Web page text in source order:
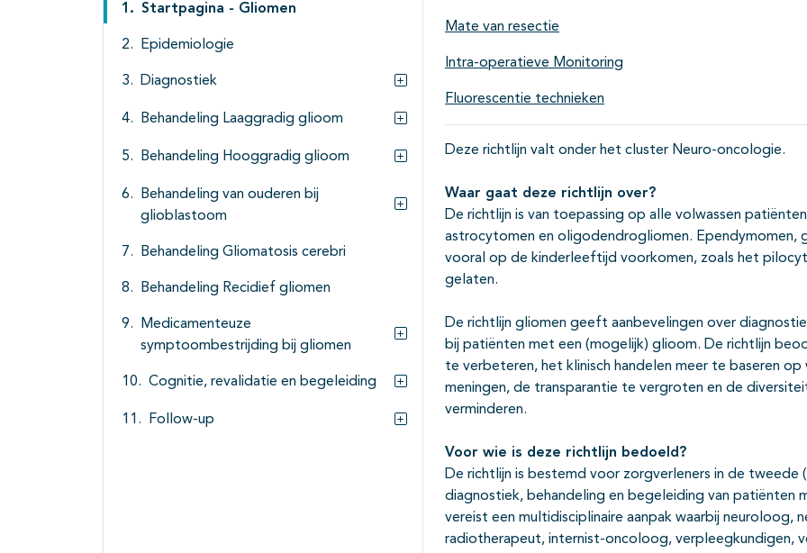
Startpagina - Gliomen
Epidemiologie
Diagnostiek
Subpagina's open- en dichtklappen
Behandeling Laaggradig glioom
Subpagina's open- en dichtklappen
Behandeling Hooggradig glioom
Behandeling van ouderen bij
glioblastoom
Subpagina's open- en dichtklappen
Behandeling Gliomatosis cerebri
Behandeling Recidief gliomen
Medicamenteuze
symptoombestrijding bij gliomen
Subpagina's open- en dichtklappen
Cognitie, revalidatie en begeleiding
Subpagina's open- en dichtklappen
Follow-up
Mate van resectie
Intra-operatieve Monitoring
Fluorescentie technieken
Deze richtlijn valt onder het cluster Neuro-oncologie.
Waar gaat deze richtlijn over?
De richtlijn is van toepassing op alle volwassen
astrocytomen en oligodendrogliomen. Ependymomen,
vooral op de kinderleeftijd voorkomen, zoals het
gelaten.
De richtlijn gliomen geeft aanbevelingen over
bij patiënten met een (mogelijk) glioom. De richtlijn
te verbeteren, het klinisch handelen meer te baseren
meningen, de transparantie te vergroten en de
verminderen.
Voor wie is deze richtlijn bedoeld?
De richtlijn is bestemd voor zorgverleners in de
diagnostiek, behandeling en begeleiding van patiënten
vereist een multidisciplinaire aanpak waarbij neuroloog,
radiotherapeut, internist-oncoloog, verpleegkundigen,